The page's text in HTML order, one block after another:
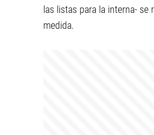
las listas para la interna-
medida.